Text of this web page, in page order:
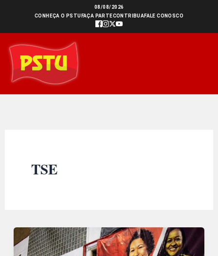
conteúdo
08/08/2026
CONHEÇA O PSTU FAÇA PARTECONTRIBUAFALE CONOSCO
TSE